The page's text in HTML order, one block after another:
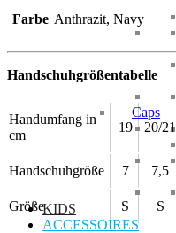
Caps
KIDS
ACCESSOIRES
Farbe Anthrazit, Navy
Handschuhgrößentabelle
Handumfang in
cm
19 20/21
Handschuhgröße 7 7,5
Größe S S